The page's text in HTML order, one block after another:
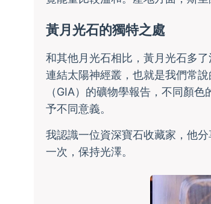
黃月光石的獨特之處
和其他月光石相比，黃月光石多
連結太陽神經叢，也就是我們常
（GIA）的礦物學報告，不同顏
予不同意義。
我認識一位資深寶石收藏家，他
一次，保持光澤。